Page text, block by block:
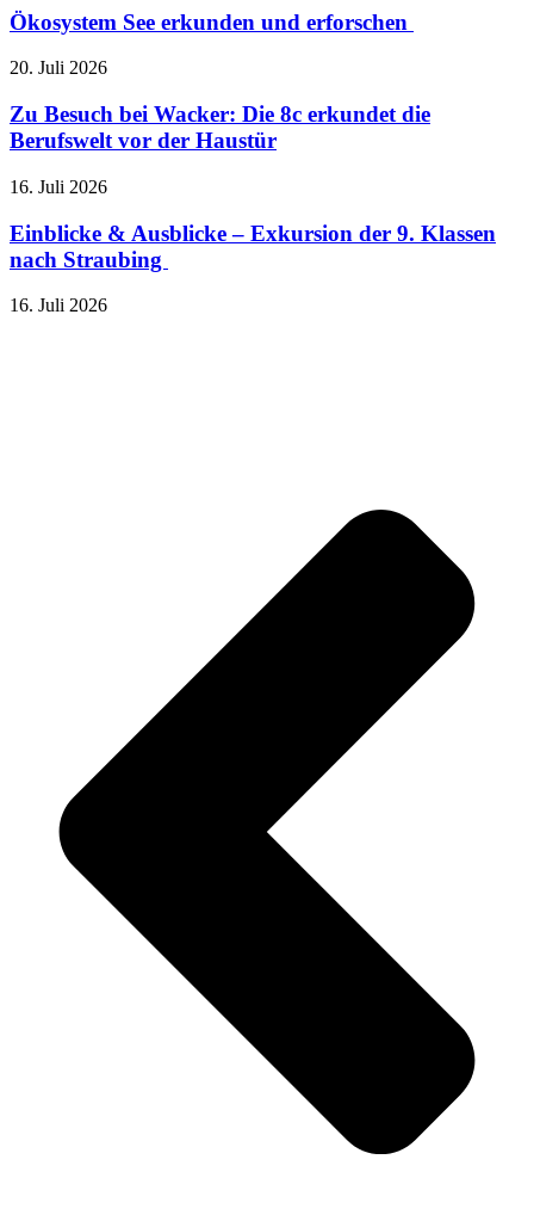
Ökosystem See erkunden und erforschen
20. Juli 2026
Zu Besuch bei Wacker: Die 8c erkundet die
Berufswelt vor der Haustür
16. Juli 2026
Einblicke & Ausblicke – Exkursion der 9. Klassen
nach Straubing
16. Juli 2026